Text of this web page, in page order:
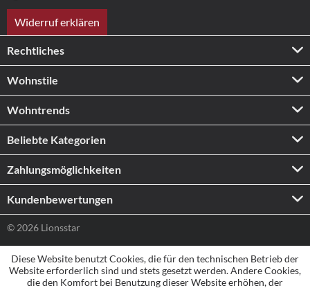
Widerruf erklären
Rechtliches
Wohnstile
Wohntrends
Beliebte Kategorien
Zahlungs­möglichkeiten
Kundenbewertungen
© 2026 Lionsstar
Diese Website benutzt Cookies, die für den technischen Betrieb der
Website erforderlich sind und stets gesetzt werden. Andere Cookies,
die den Komfort bei Benutzung dieser Website erhöhen, der